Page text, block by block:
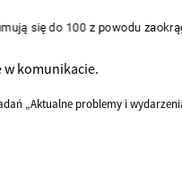
w komunikacie.
„Aktualne problemy i